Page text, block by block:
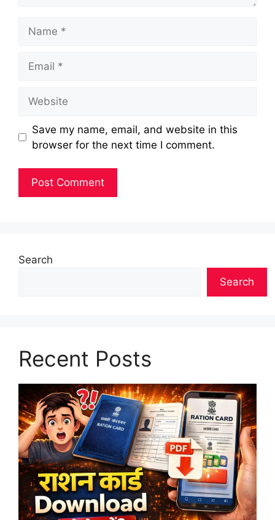
Save my name, email, and website in this
browser for the next time I comment.
Search
Search
Recent Posts